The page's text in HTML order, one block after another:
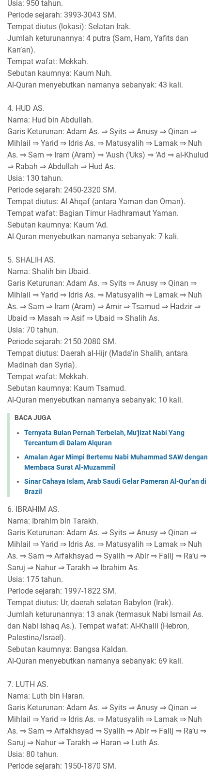
Usia: 950 tahun.
Periode sejarah: 3993-3043 SM.
Tempat diutus (lokasi): Selatan Irak.
Jumlah keturunannya: 4 putra (Sam, Ham, Yafits dan
Kan’an).
Tempat wafat: Mekkah.
Sebutan kaumnya: Kaum Nuh.
Al-Quran menyebutkan namanya sebanyak: 43 kali.
4. HUD AS.
Nama: Hud bin Abdullah.
Garis Keturunan: Adam As. ⇒ Syits ⇒ Anusy ⇒ Qinan ⇒
Mihlail ⇒ Yarid ⇒ Idris As. ⇒ Matusyalih ⇒ Lamak ⇒ Nuh
As. ⇒ Sam ⇒ Iram (Aram) ⇒ ‘Aush (‘Uks) ⇒ ‘Ad ⇒ al-Khulud
⇒ Rabah ⇒ Abdullah ⇒ Hud As.
Usia: 130 tahun.
Periode sejarah: 2450-2320 SM.
Tempat diutus: Al-Ahqaf (antara Yaman dan Oman).
Tempat wafat: Bagian Timur Hadhramaut Yaman.
Sebutan kaumnya: Kaum ‘Ad.
Al-Quran menyebutkan namanya sebanyak: 7 kali.
5. SHALIH AS.
Nama: Shalih bin Ubaid.
Garis Keturunan: Adam As. ⇒ Syits ⇒ Anusy ⇒ Qinan ⇒
Mihlail ⇒ Yarid ⇒ Idris As. ⇒ Matusyalih ⇒ Lamak ⇒ Nuh
As. ⇒ Sam ⇒ Iram (Aram) ⇒ Amir ⇒ Tsamud ⇒ Hadzir ⇒
Ubaid ⇒ Masah ⇒ Asif ⇒ Ubaid ⇒ Shalih As.
Usia: 70 tahun.
Periode sejarah: 2150-2080 SM.
Tempat diutus: Daerah al-Hijr (Mada’in Shalih, antara
Madinah dan Syria).
Tempat wafat: Mekkah.
Sebutan kaumnya: Kaum Tsamud.
Al-Quran menyebutkan namanya sebanyak: 10 kali.
BACA JUGA
Ternyata Bulan Pernah Terbelah, Mu'jizat Nabi Yang
Tercantum di Dalam Alquran
Amalan Agar Mimpi Bertemu Nabi Muhammad SAW dengan
Membaca Surat Al-Muzammil
Sinar Cahaya Islam, Arab Saudi Gelar Pameran Al-Qur’an di
Brazil
6. IBRAHIM AS.
Nama: Ibrahim bin Tarakh.
Garis Keturunan: Adam As. ⇒ Syits ⇒ Anusy ⇒ Qinan ⇒
Mihlail ⇒ Yarid ⇒ Idris As. ⇒ Matusyalih ⇒ Lamak ⇒ Nuh
As. ⇒ Sam ⇒ Arfakhsyad ⇒ Syalih ⇒ Abir ⇒ Falij ⇒ Ra’u ⇒
Saruj ⇒ Nahur ⇒ Tarakh ⇒ Ibrahim As.
Usia: 175 tahun.
Periode sejarah: 1997-1822 SM.
Tempat diutus: Ur, daerah selatan Babylon (Irak).
Jumlah keturunannya: 13 anak (termasuk Nabi Ismail As.
dan Nabi Ishaq As.). Tempat wafat: Al-Khalil (Hebron,
Palestina/Israel).
Sebutan kaumnya: Bangsa Kaldan.
Al-Quran menyebutkan namanya sebanyak: 69 kali.
7. LUTH AS.
Nama: Luth bin Haran.
Garis Keturunan: Adam As. ⇒ Syits ⇒ Anusy ⇒ Qinan ⇒
Mihlail ⇒ Yarid ⇒ Idris As. ⇒ Matusyalih ⇒ Lamak ⇒ Nuh
As. ⇒ Sam ⇒ Arfakhsyad ⇒ Syalih ⇒ Abir ⇒ Falij ⇒ Ra’u ⇒
Saruj ⇒ Nahur ⇒ Tarakh ⇒ Haran ⇒ Luth As.
Usia: 80 tahun.
Periode sejarah: 1950-1870 SM.